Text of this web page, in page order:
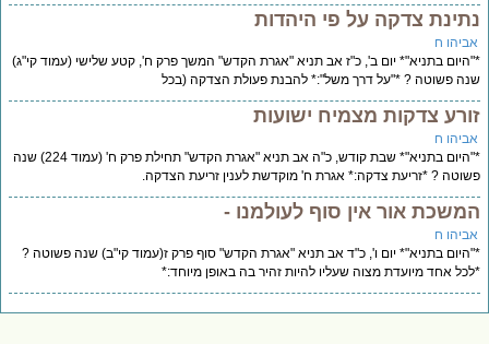
נתינת צדקה על פי היהדות
אביהו ח
*"היום בתניא"* יום ב', כ"ז אב תניא "אגרת הקדש" המשך פרק ח', קטע שלישי (עמוד קי"ג)
שנה פשוטה ? *"על דרך משל":* להבנת פעולת הצדקה (בכל
זורע צדקות מצמיח ישועות
אביהו ח
*"היום בתניא"* שבת קודש, כ"ה אב תניא "אגרת הקדש" תחילת פרק ח' (עמוד 224) שנה
פשוטה ? *זריעת צדקה:* אגרת ח' מוקדשת לענין זריעת הצדקה.
המשכת אור אין סוף לעולמנו -
אביהו ח
*"היום בתניא"* יום ו', כ"ד אב תניא "אגרת הקדש" סוף פרק ז(עמוד קי"ב) שנה פשוטה ?
*לכל אחד מיועדת מצוה שעליו להיות זהיר בה באופן מיוחד:*